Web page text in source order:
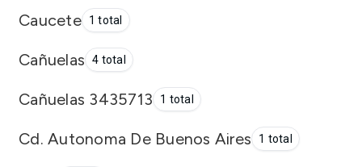
Caucete 1 total
Cañuelas 4 total
Cañuelas 3435713 1 total
Cd. Autonoma De Buenos Aires 1 total